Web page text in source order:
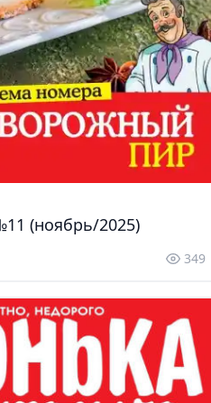
(ноябрь/2025)
349